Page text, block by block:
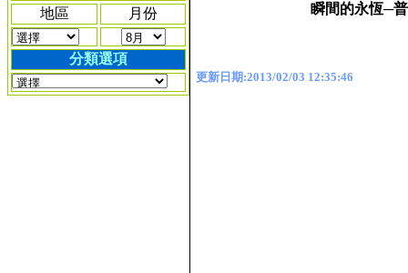
地區
月份
分類選項
瞬間的永恆─
更新日期:2013/02/03 12:35:46